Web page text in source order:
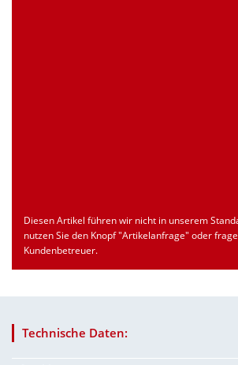
Diesen Artikel führen wir nicht in unserem
nutzen Sie den Knopf "Artikelanfrage" oder
Kundenbetreuer.
Technische Daten: